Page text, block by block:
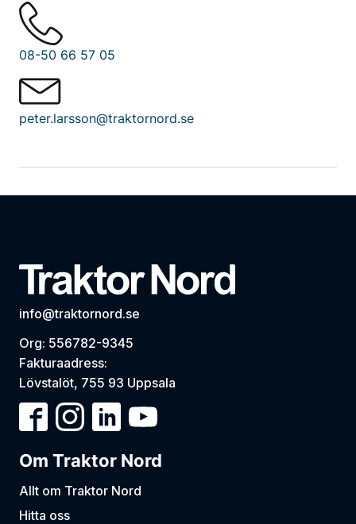
08-50 66 57 05
peter.larsson@traktornord.se
info@traktornord.se
Org: 556782-9345
Fakturaadress:
Lövstalöt, 755 93 Uppsala
Om Traktor Nord
Allt om Traktor Nord
Hitta oss